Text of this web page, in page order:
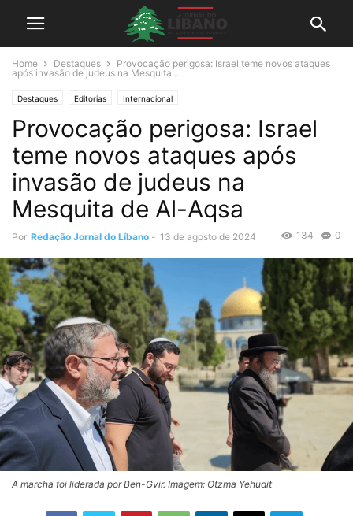
Home Destaques
Provocação perigosa: Israel teme novos ataques
após invasão de judeus na Mesquita...
Destaques Editorias Internacional
Provocação perigosa: Israel
teme novos ataques após
invasão de judeus na
Mesquita de Al-Aqsa
Por Redação Jornal do Líbano - 13 de agosto de 2024 0
134
A marcha foi liderada por Ben-Gvir. Imagem: Otzma Yehudit